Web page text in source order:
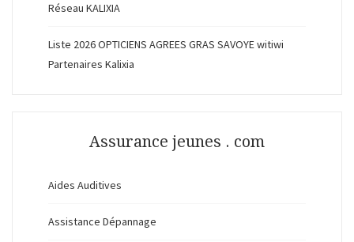
Réseau KALIXIA
Liste 2026 OPTICIENS AGREES GRAS SAVOYE witiwi
Partenaires Kalixia
Assurance jeunes . com
Aides Auditives
Assistance Dépannage